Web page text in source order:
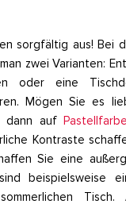
sorgfältig aus! Bei
zwei Varianten:
oder eine
Mögen Sie es
dann auf
Kontraste
Sie eine
beispielsweise